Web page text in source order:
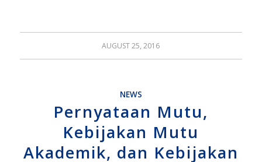
AUGUST 25, 2016
NEWS
Pernyataan Mutu,
Kebijakan Mutu
Akademik, dan Kebijakan